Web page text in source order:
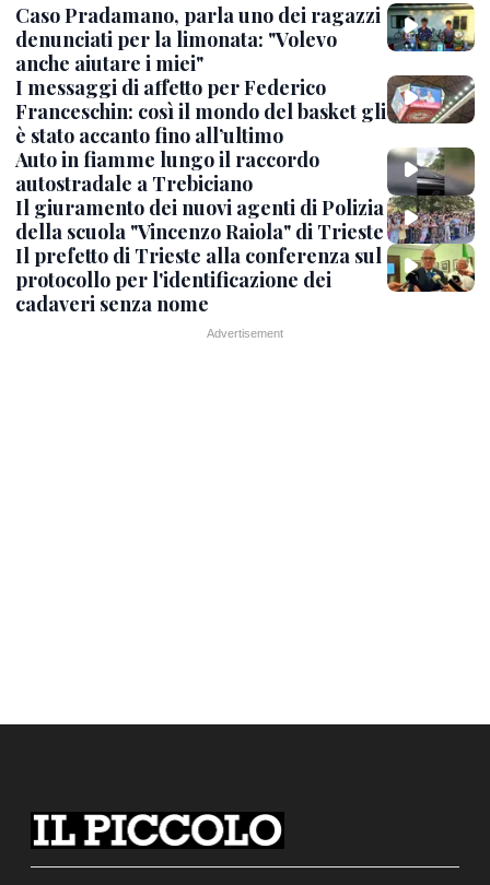
Caso Pradamano, parla uno dei ragazzi
denunciati per la limonata: "Volevo
anche aiutare i miei"
I messaggi di affetto per Federico
Franceschin: così il mondo del basket gli
è stato accanto fino all’ultimo
Auto in fiamme lungo il raccordo
autostradale a Trebiciano
Il giuramento dei nuovi agenti di Polizia
della scuola "Vincenzo Raiola" di Trieste
Il prefetto di Trieste alla conferenza sul
protocollo per l'identificazione dei
cadaveri senza nome